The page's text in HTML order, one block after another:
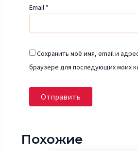
Email *
Сохранить моё имя, email и
браузере для последующих моих
Похожие